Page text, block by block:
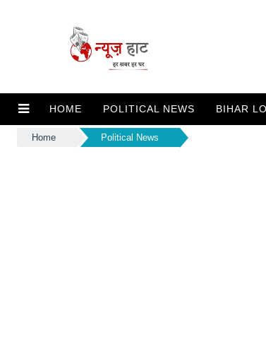
HOME POLITICAL NEWS BIHAR
Home Political News